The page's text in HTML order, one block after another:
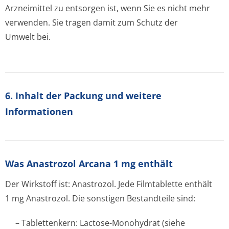
Arzneimittel zu entsorgen ist, wenn Sie es nicht mehr
verwenden. Sie tragen damit zum Schutz der
Umwelt bei.
6. Inhalt der Packung und weitere
Informationen
Was Anastrozol Arcana 1 mg enthält
Der Wirkstoff ist: Anastrozol. Jede Filmtablette enthält
1 mg Anastrozol. Die sonstigen Bestandteile sind:
– Tablettenkern: Lactose-Monohydrat (siehe